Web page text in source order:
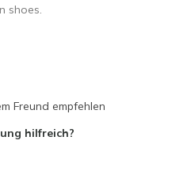
shoes.
Freund empfehlen
hilfreich?